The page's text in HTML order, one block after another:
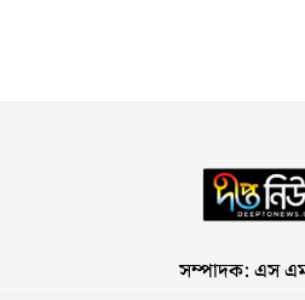
সম্পাদক: এস